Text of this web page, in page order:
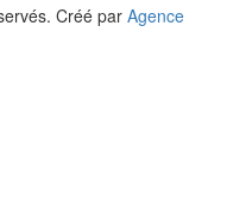
Créé par Agence